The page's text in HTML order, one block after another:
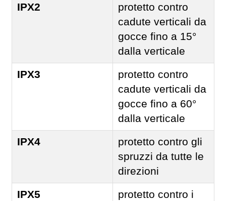
IPX2
protetto contro
cadute verticali da
gocce fino a 15°
dalla verticale
IPX3
protetto contro
cadute verticali da
gocce fino a 60°
dalla verticale
IPX4
protetto contro gli
spruzzi da tutte le
direzioni
IPX5
protetto contro i